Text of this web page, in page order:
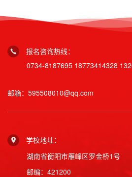
报名咨询热线：
0734-8187695 18773414328
邮箱：595508010@qq.com
学校地址：
湖南省衡阳市雁峰区罗金桥1号
邮编：421200